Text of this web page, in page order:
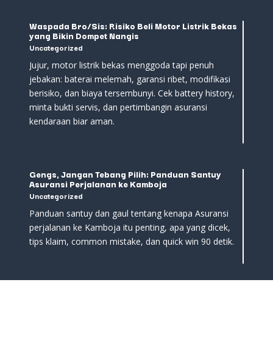
Waspada Bro/Sis: Risiko Beli Motor Listrik Bekas
yang Bikin Dompet Nangis
Uncategorized
Jujur, motor listrik bekas menggoda tapi penuh
jebakan: baterai melemah, garansi ribet, modifikasi
berisiko, dan biaya tersembunyi. Cek battery history,
minta bukti servis, dan pertimbangin asuransi
kendaraan biar aman.
Gengs, Jangan Tebang Pilih: Panduan Santuy
Asuransi Perjalanan ke Kamboja
Uncategorized
Panduan santuy dan gaul tentang kenapa Asuransi
perjalanan ke Kamboja itu penting, apa yang dicek,
tips klaim, common mistake, dan quick win 90 detik.